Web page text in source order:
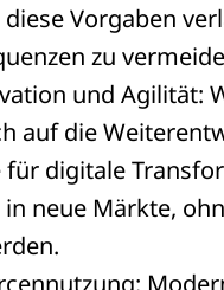
Vorgaben
zu
und Agilität:
auf die
digitale
neue Märkte,